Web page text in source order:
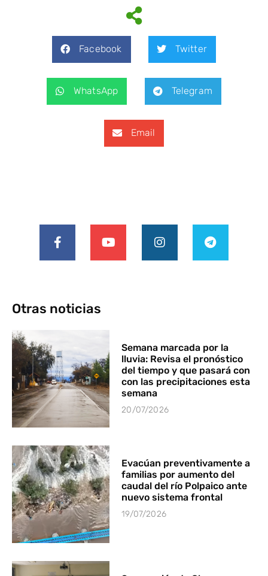
Facebook Twitter
WhatsApp Telegram
Email
Otras noticias
Semana marcada por la
lluvia: Revisa el pronóstico
del tiempo y que pasará con
con las precipitaciones esta
semana
20/07/2026
Evacúan preventivamente a
familias por aumento del
caudal del río Polpaico ante
nuevo sistema frontal
19/07/2026